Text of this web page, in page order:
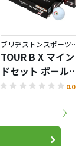
ブリヂストンスポーツ／BRIDGESTONE GOLF TOUR B
TOUR B X マイン
ドセット ボール
（2026）
0.0